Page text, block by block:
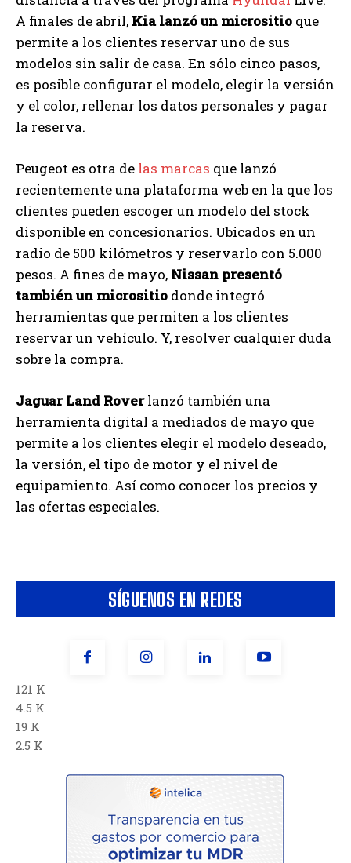
SÍGUENOS EN REDES
121 K
4.5 K
19 K
2.5 K
A finales de abril, Kia lanzó un micrositio que
permite a los clientes reservar uno de sus
modelos sin salir de casa. En sólo cinco pasos,
es posible configurar el modelo, elegir la versión
y el color, rellenar los datos personales y pagar
la reserva.
Peugeot es otra de las marcas que lanzó
recientemente una plataforma web en la que los
clientes pueden escoger un modelo del stock
disponible en concesionarios. Ubicados en un
radio de 500 kilómetros y reservarlo con 5.000
pesos. A fines de mayo, Nissan presentó
también un micrositio donde integró
herramientas que permiten a los clientes
reservar un vehículo. Y, resolver cualquier duda
sobre la compra.
Jaguar Land Roverlanzó también una
herramienta digital a mediados de mayo que
permite a los clientes elegir el modelo deseado,
la versión, el tipo de motor y el nivel de
equipamiento. Así como conocer los precios y
las ofertas especiales.